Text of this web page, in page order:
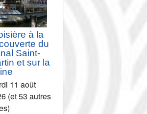
à la
du
Saint-
et sur la
11 août
(et 53 autres